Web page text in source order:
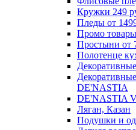
Кружки 249
Пледы от
Промо товары
Простыни от
Полотенце
DE'NASTIA
DE'NASTIA
Ляган, Казан
Подушки и